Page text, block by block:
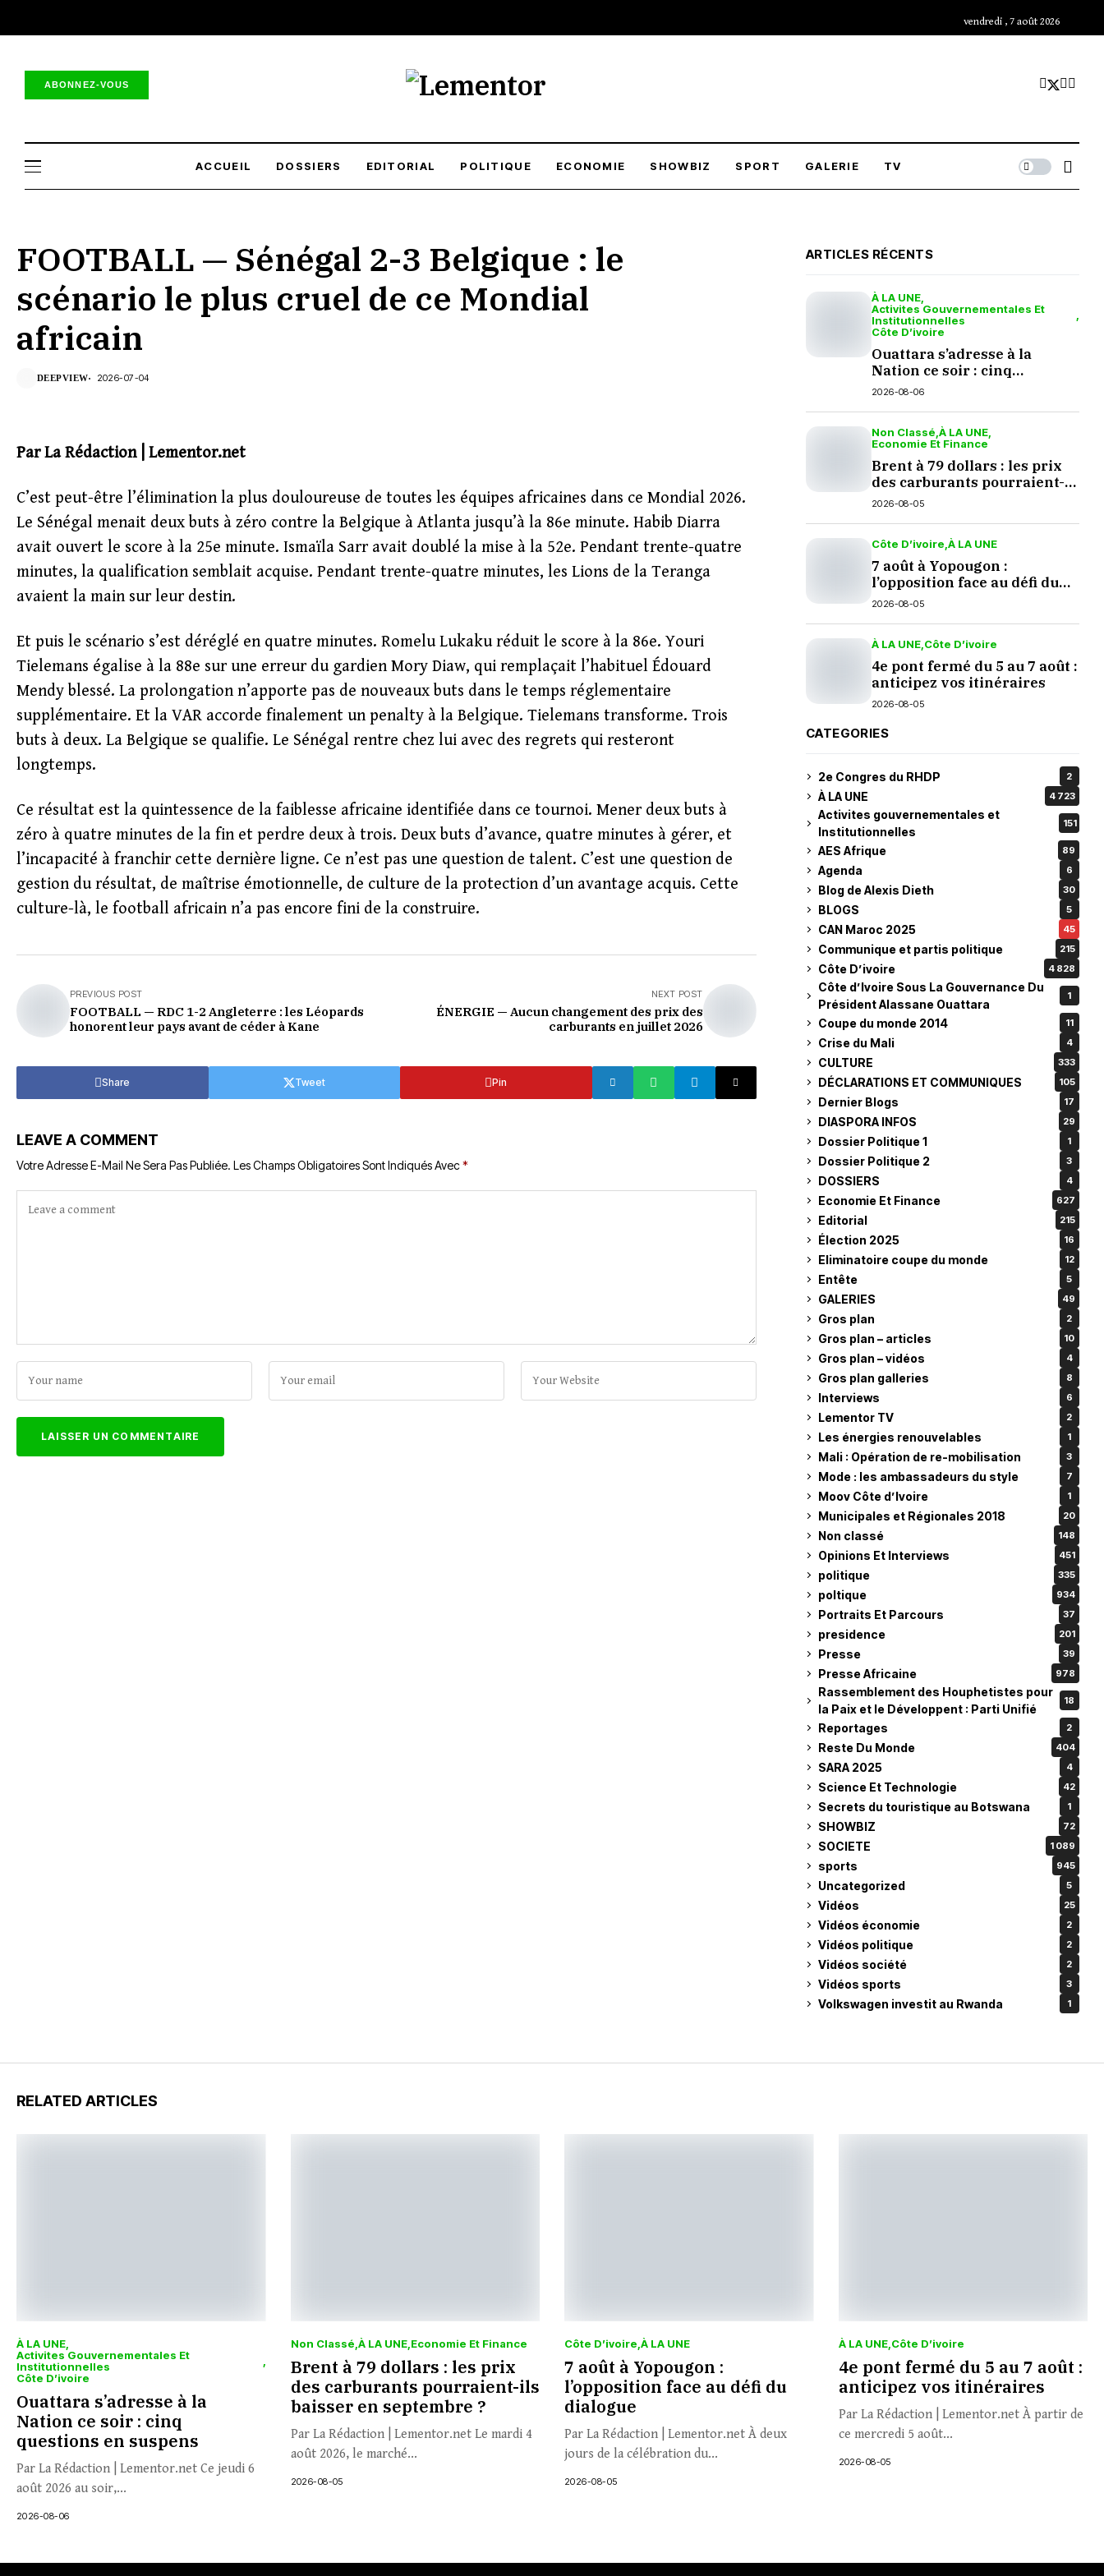
vendredi , 7 août 2026
ABONNEZ-VOUS
ACCUEIL DOSSIERS EDITORIAL POLITIQUE ECONOMIE SHOWBIZ SPORT GALERIE TV
FOOTBALL — Sénégal 2-3 Belgique : le
scénario le plus cruel de ce Mondial
africain
DEEPVIEW 2026-07-04
Par La Rédaction | Lementor.net
C’est peut-être l’élimination la plus douloureuse de toutes les équipes africaines dans ce Mondial 2026.
Le Sénégal menait deux buts à zéro contre la Belgique à Atlanta jusqu’à la 86e minute. Habib Diarra
avait ouvert le score à la 25e minute. Ismaïla Sarr avait doublé la mise à la 52e. Pendant trente-quatre
minutes, la qualification semblait acquise. Pendant trente-quatre minutes, les Lions de la Teranga
avaient la main sur leur destin.
Et puis le scénario s’est déréglé en quatre minutes. Romelu Lukaku réduit le score à la 86e. Youri
Tielemans égalise à la 88e sur une erreur du gardien Mory Diaw, qui remplaçait l’habituel Édouard
Mendy blessé. La prolongation n’apporte pas de nouveaux buts dans le temps réglementaire
supplémentaire. Et la VAR accorde finalement un penalty à la Belgique. Tielemans transforme. Trois
buts à deux. La Belgique se qualifie. Le Sénégal rentre chez lui avec des regrets qui resteront
longtemps.
Ce résultat est la quintessence de la faiblesse africaine identifiée dans ce tournoi. Mener deux buts à
zéro à quatre minutes de la fin et perdre deux à trois. Deux buts d’avance, quatre minutes à gérer, et
l’incapacité à franchir cette dernière ligne. Ce n’est pas une question de talent. C’est une question de
gestion du résultat, de maîtrise émotionnelle, de culture de la protection d’un avantage acquis. Cette
culture-là, le football africain n’a pas encore fini de la construire.
PREVIOUS POST
FOOTBALL — RDC 1-2 Angleterre : les Léopards
honorent leur pays avant de céder à Kane
NEXT POST
ÉNERGIE — Aucun changement des prix des
carburants en juillet 2026
Share Tweet Pin
LEAVE A COMMENT
Votre Adresse E-Mail Ne Sera Pas Publiée. Les Champs Obligatoires Sont Indiqués Avec*
ARTICLES RÉCENTS
À LA UNE
Activites Gouvernementales Et
Institutionnelles
Côte D’ivoire
Ouattara s’adresse à la
Nation ce soir : cinq
questions en suspens
2026-08-06
Non Classé À LA UNE
Economie Et Finance
Brent à 79 dollars : les prix
des carburants pourraient-
ils baisser en septembre ?
2026-08-05
Côte D’ivoire À LA UNE
7 août à Yopougon :
l’opposition face au défi du
dialogue
2026-08-05
À LA UNE Côte D’ivoire
4e pont fermé du 5 au 7 août :
anticipez vos itinéraires
2026-08-05
CATEGORIES
2e Congres du RHDP 2
À LA UNE 4 723
Activites gouvernementales et
Institutionnelles
151
AES Afrique 89
Agenda 6
Blog de Alexis Dieth 30
BLOGS 5
CAN Maroc 2025 45
Communique et partis politique 215
Côte D’ivoire 4 828
Côte d’Ivoire Sous La Gouvernance Du
Président Alassane Ouattara
1
Coupe du monde 2014 11
Crise du Mali 4
CULTURE 333
DÉCLARATIONS ET COMMUNIQUES 105
Dernier Blogs 17
DIASPORA INFOS 29
Dossier Politique 1 1
Dossier Politique 2 3
DOSSIERS 4
Economie Et Finance 627
Editorial 215
Élection 2025 16
Eliminatoire coupe du monde 12
Entête 5
GALERIES 49
Gros plan 2
Gros plan – articles 10
Gros plan – vidéos 4
Gros plan galleries 8
Interviews 6
Lementor TV 2
Les énergies renouvelables 1
Mali : Opération de re-mobilisation 3
Mode : les ambassadeurs du style 7
Moov Côte d’Ivoire 1
Municipales et Régionales 2018 20
Non classé 148
Opinions Et Interviews 451
politique 335
poltique 934
Portraits Et Parcours 37
presidence 201
Presse 39
Presse Africaine 978
Rassemblement des Houphetistes pour
la Paix et le Développent : Parti Unifié
18
Reportages 2
Reste Du Monde 404
SARA 2025 4
Science Et Technologie 42
Secrets du touristique au Botswana 1
SHOWBIZ 72
SOCIETE 1 089
sports 945
Uncategorized 5
Vidéos 25
Vidéos économie 2
Vidéos politique 2
Vidéos société 2
Vidéos sports 3
Volkswagen investit au Rwanda 1
RELATED ARTICLES
À LA UNE
Activites Gouvernementales Et
Institutionnelles
Côte D’ivoire
Ouattara s’adresse à la
Nation ce soir : cinq
questions en suspens
Par La Rédaction | Lementor.net Ce jeudi 6
août 2026 au soir,...
2026-08-06
Non Classé À LA UNE Economie Et Finance
Brent à 79 dollars : les prix
des carburants pourraient-ils
baisser en septembre ?
Par La Rédaction | Lementor.net Le mardi 4
août 2026, le marché...
2026-08-05
Côte D’ivoire À LA UNE
7 août à Yopougon :
l’opposition face au défi du
dialogue
Par La Rédaction | Lementor.net À deux
jours de la célébration du...
2026-08-05
À LA UNE Côte D’ivoire
4e pont fermé du 5 au 7 août :
anticipez vos itinéraires
Par La Rédaction | Lementor.net À partir de
ce mercredi 5 août...
2026-08-05